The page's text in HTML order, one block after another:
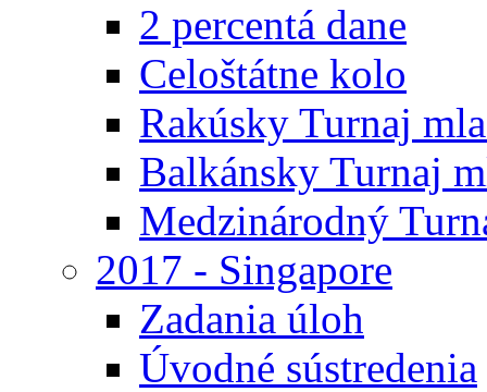
2 percentá dane
Celoštátne kolo
Rakúsky Turnaj
Balkánsky Turnaj
Medzinárodný
2017 - Singapore
Zadania úloh
Úvodné sústredenia